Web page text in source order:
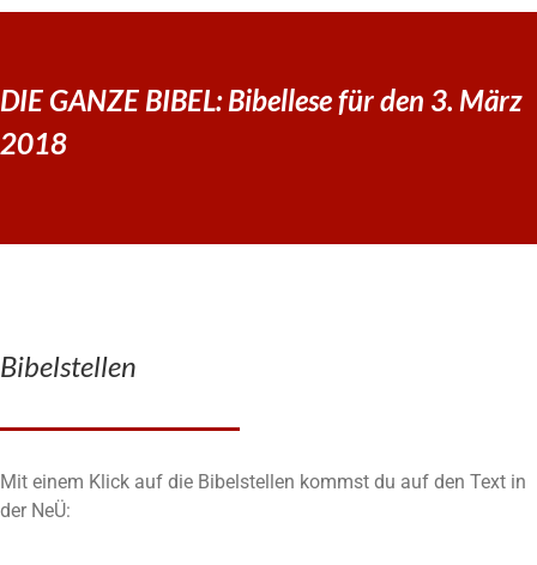
DIE GANZE BIBEL: Bibellese für den 3. März
2018
Bibelstellen
Mit einem Klick auf die Bibelstellen kommst du auf den Text in
der NeÜ: